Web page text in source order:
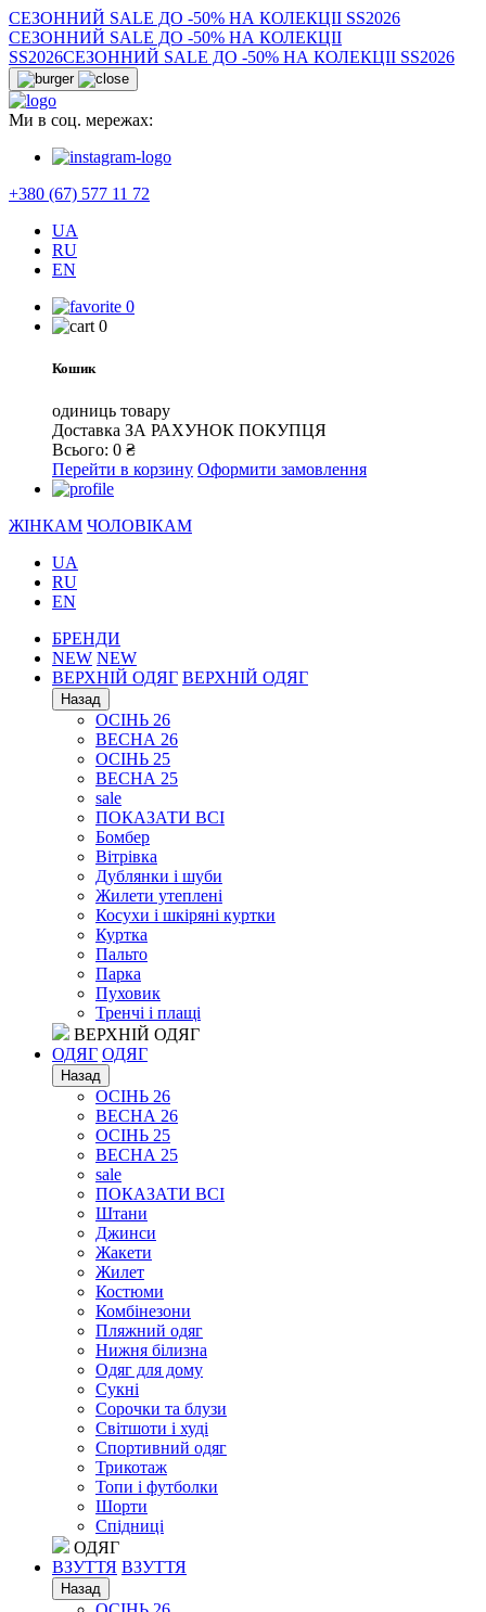
СЕЗОННИЙ SALE ДО -50% НА КОЛЕКЦІІ SS2026
СЕЗОННИЙ SALE ДО -50% НА КОЛЕКЦІІ
SS2026СЕЗОННИЙ SALE ДО -50% НА КОЛЕКЦІІ SS2026
Ми в соц. мережах:
+380 (67) 577 11 72
UA
RU
EN
0
0
Кошик
одиниць товару
Доставка ЗА РАХУНОК ПОКУПЦЯ
Всього: 0 ₴
Перейти в корзину Оформити замовлення
ЖІНКАМ ЧОЛОВІКАМ
UA
RU
EN
БРЕНДИ
NEW NEW
ВЕРХНІЙ ОДЯГ ВЕРХНІЙ ОДЯГ
Назад
ОСІНЬ 26
ВЕСНА 26
ОСІНЬ 25
ВЕСНА 25
sale
ПОКАЗАТИ ВСІ
Бомбер
Вітрівка
Дублянки і шуби
Жилети утеплені
Косухи і шкіряні куртки
Куртка
Пальто
Парка
Пуховик
Тренчі і плащі
ВЕРХНІЙ ОДЯГ
ОДЯГ ОДЯГ
Назад
ОСІНЬ 26
ВЕСНА 26
ОСІНЬ 25
ВЕСНА 25
sale
ПОКАЗАТИ ВСІ
Штани
Джинси
Жакети
Жилет
Костюми
Комбінезони
Пляжний одяг
Нижня білизна
Одяг для дому
Сукні
Сорочки та блузи
Світшоти і худі
Спортивний одяг
Трикотаж
Топи і футболки
Шорти
Спідниці
ОДЯГ
ВЗУТТЯ ВЗУТТЯ
Назад